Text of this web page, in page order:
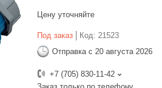
Цену уточняйте
Под заказ Код: 21523
Отправка с 20 августа 2026
+7 (705) 830-11-42